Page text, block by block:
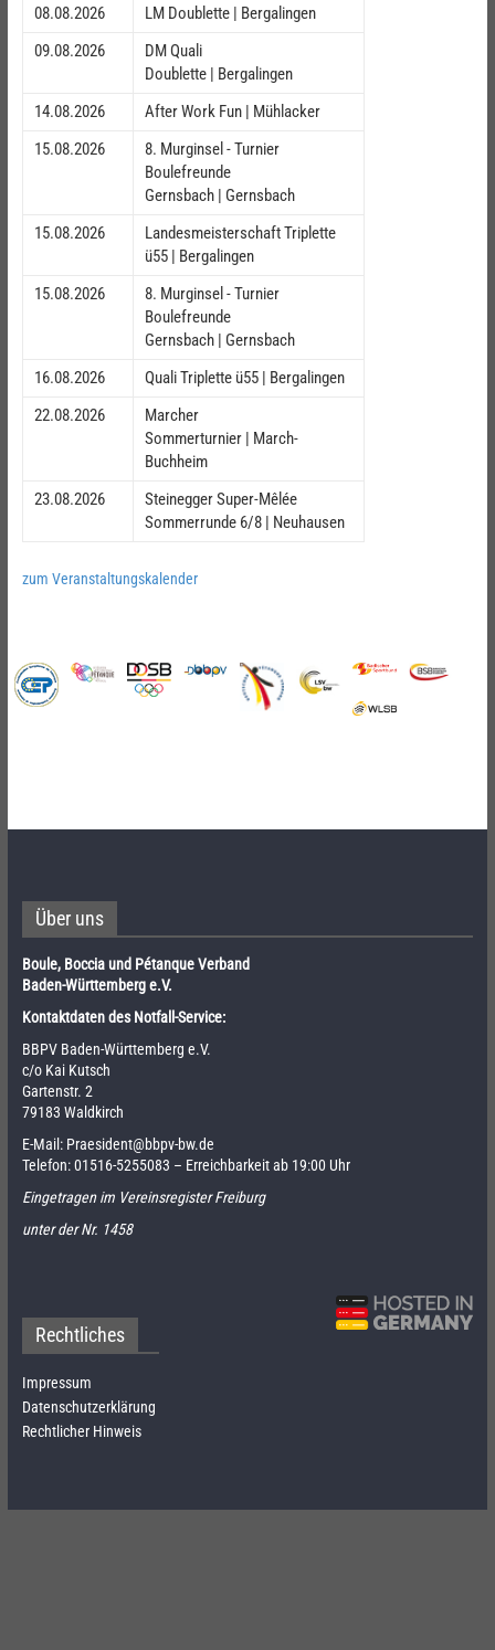
08.08.2026
LM Doublette | Bergalingen
09.08.2026
DM Quali
Doublette | Bergalingen
14.08.2026
After Work Fun | Mühlacker
15.08.2026
8. Murginsel - Turnier
Boulefreunde
Gernsbach | Gernsbach
15.08.2026
Landesmeisterschaft Triplette
ü55 | Bergalingen
15.08.2026
8. Murginsel - Turnier
Boulefreunde
Gernsbach | Gernsbach
16.08.2026
Quali Triplette ü55 | Bergalingen
22.08.2026
Marcher
Sommerturnier | March-
Buchheim
23.08.2026
Steinegger Super-Mêlée
Sommerrunde 6/8 | Neuhausen
zum Veranstaltungskalender
Über uns
Boule, Boccia und Pétanque Verband
Baden-Württemberg e.V.
Kontaktdaten des Notfall-Service:
BBPV Baden-Württemberg e.V.
c/o Kai Kutsch
Gartenstr. 2
79183 Waldkirch
E-Mail: Praesident@bbpv-bw.de
Telefon:01516-5255083 – Erreichbarkeit ab 19:00 Uhr
Eingetragen im Vereinsregister Freiburg
unter der Nr. 1458
Rechtliches
Impressum
Datenschutzerklärung
Rechtlicher Hinweis